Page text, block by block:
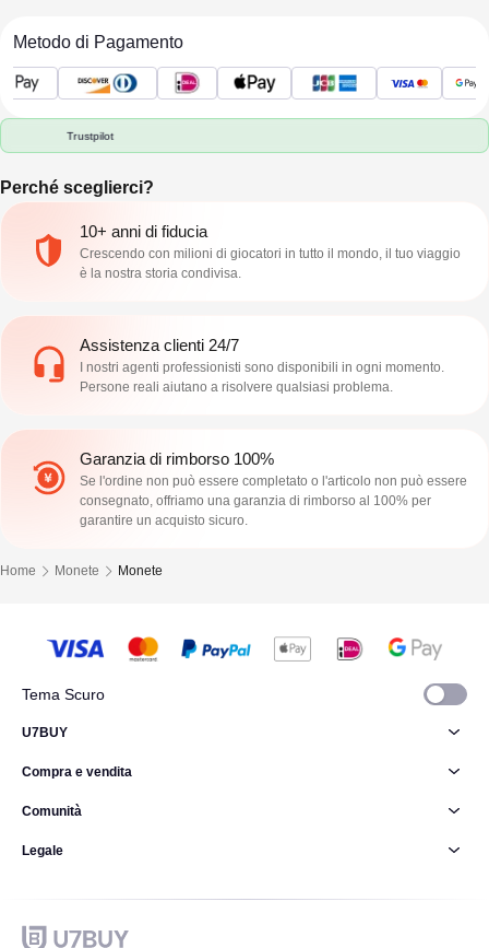
Metodo di Pagamento
Trustpilot
Perché sceglierci?
10+ anni di fiducia
Crescendo con milioni di giocatori in tutto il mondo, il tuo viaggio
è la nostra storia condivisa.
Assistenza clienti 24/7
I nostri agenti professionisti sono disponibili in ogni momento.
Persone reali aiutano a risolvere qualsiasi problema.
Garanzia di rimborso 100%
Se l'ordine non può essere completato o l'articolo non può essere
consegnato, offriamo una garanzia di rimborso al 100% per
garantire un acquisto sicuro.
Home Monete Monete
Tema Scuro
U7BUY
Compra e vendita
Comunità
Legale